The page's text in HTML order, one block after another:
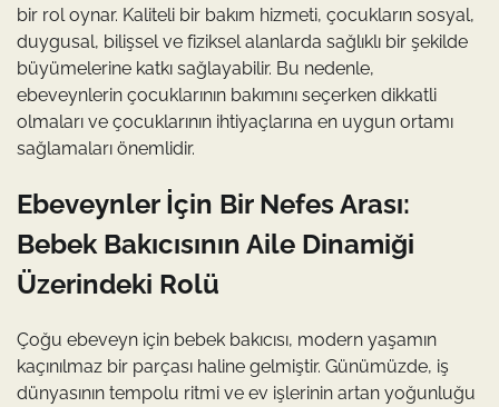
bir rol oynar. Kaliteli bir bakım hizmeti, çocukların sosyal,
duygusal, bilişsel ve fiziksel alanlarda sağlıklı bir şekilde
büyümelerine katkı sağlayabilir. Bu nedenle,
ebeveynlerin çocuklarının bakımını seçerken dikkatli
olmaları ve çocuklarının ihtiyaçlarına en uygun ortamı
sağlamaları önemlidir.
Ebeveynler İçin Bir Nefes Arası:
Bebek Bakıcısının Aile Dinamiği
Üzerindeki Rolü
Çoğu ebeveyn için bebek bakıcısı, modern yaşamın
kaçınılmaz bir parçası haline gelmiştir. Günümüzde, iş
dünyasının tempolu ritmi ve ev işlerinin artan yoğunluğu